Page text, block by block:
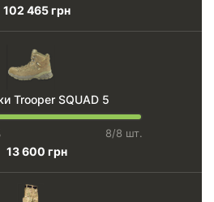
102 465 грн
Trooper SQUAD 5
8/8 шт.
13 600 грн